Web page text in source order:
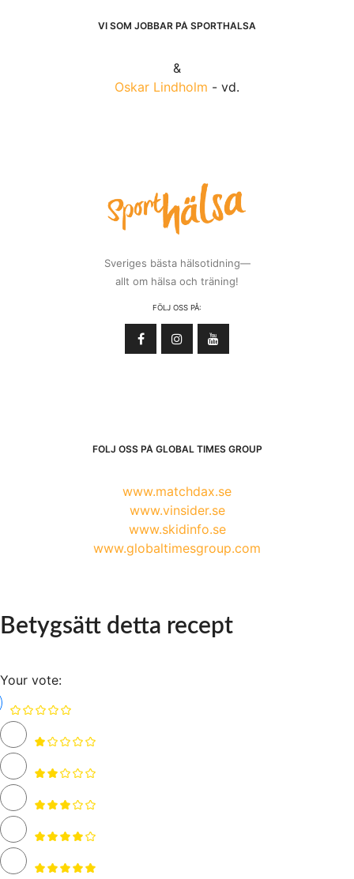
VI SOM JOBBAR PÅ SPORTHÄLSA
&
Oskar Lindholm - vd.
Sveriges bästa hälsotidning—
allt om hälsa och träning!
FÖLJ OSS PÅ:
FÖLJ OSS PÅ GLOBAL TIMES GROUP
www.matchdax.se
www.vinsider.se
www.skidinfo.se
www.globaltimesgroup.com
Betygsätt detta recept
Your vote: